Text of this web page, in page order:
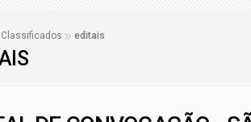
STF inicia
Classificados editais